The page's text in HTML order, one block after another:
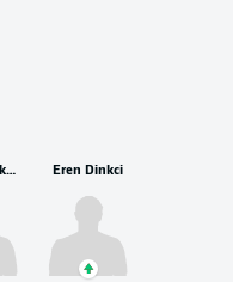
Niclas Füllkrug Eren Dinkci